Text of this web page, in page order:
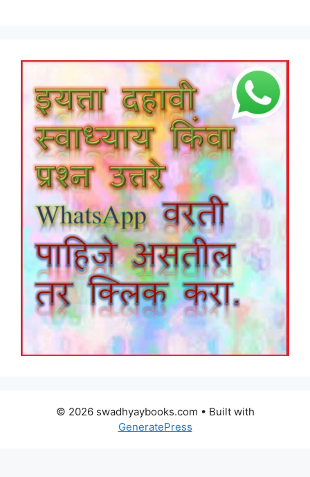
© 2026 swadhyaybooks.com • Built with
GeneratePress